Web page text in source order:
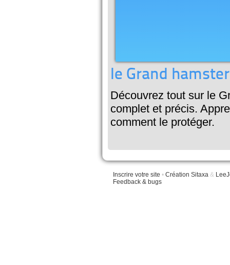
le Grand
Découvrez tout sur le
complet et précis.
comment le protéger.
Inscrire votre site • Création Sitaxa &
Feedback & bugs